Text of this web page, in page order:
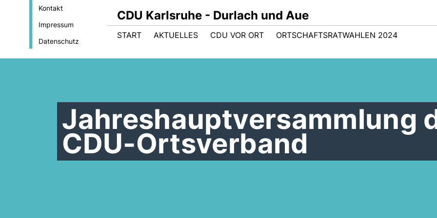
Kontakt
Impressum
Datenschutz
CDU Karlsruhe - Durlach und Aue
START AKTUELLES CDU VOR ORT ORTSCHAFTSRATWAHLEN 2024
Jahreshauptversammlung
CDU-Ortsverband